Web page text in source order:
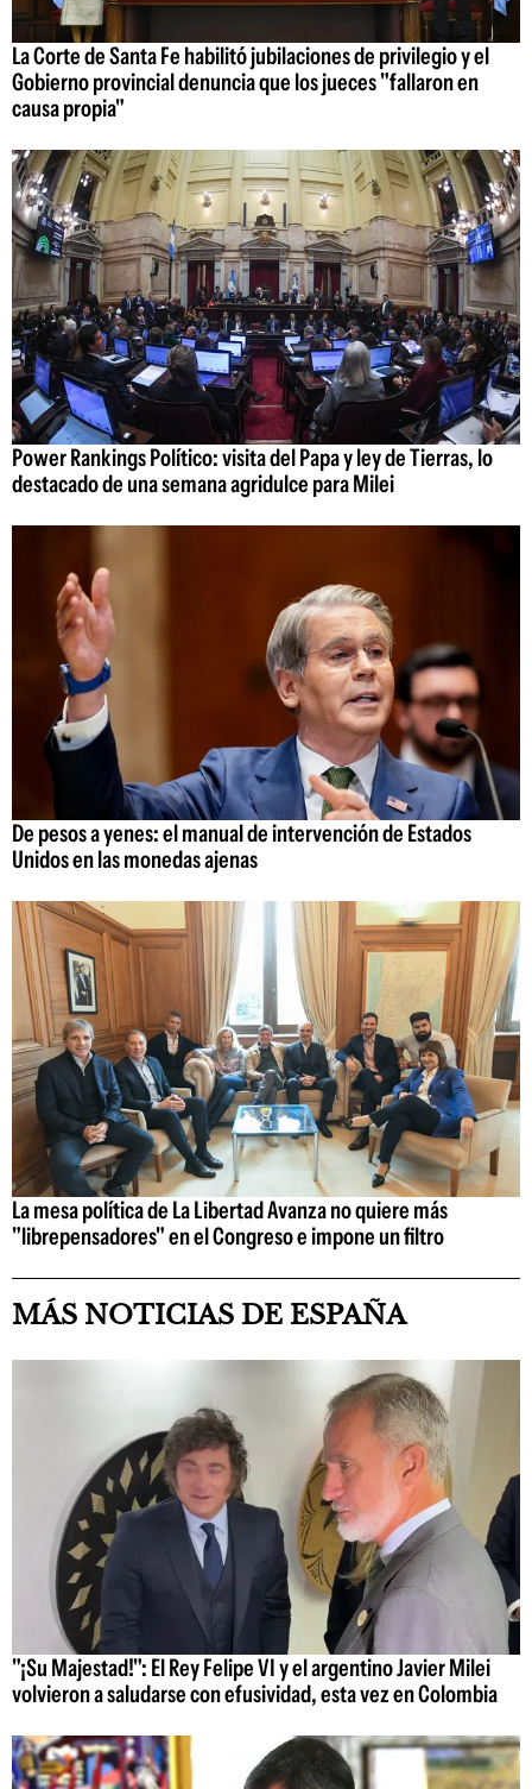
La Corte de Santa Fe habilitó jubilaciones de privilegio y el
Gobierno provincial denuncia que los jueces "fallaron en
causa propia"
Power Rankings Político: visita del Papa y ley de Tierras, lo
destacado de una semana agridulce para Milei
De pesos a yenes: el manual de intervención de Estados
Unidos en las monedas ajenas
La mesa política de La Libertad Avanza no quiere más
"librepensadores" en el Congreso e impone un filtro
MÁS NOTICIAS DE ESPAÑA
"¡Su Majestad!": El Rey Felipe VI y el argentino Javier Milei
volvieron a saludarse con efusividad, esta vez en Colombia